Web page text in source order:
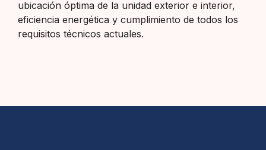
ubicación óptima de la unidad exterior e interior,
eficiencia energética y cumplimiento de todos los
requisitos técnicos actuales.